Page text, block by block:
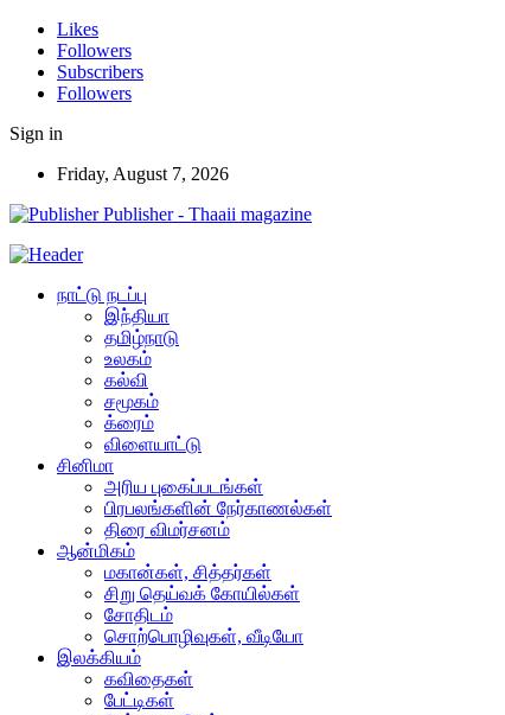
Likes
Followers
Subscribers
Followers
Sign in
Friday, August 7, 2026
Publisher - Thaaii magazine
நாட்டு நடப்பு
இந்தியா
தமிழ்நாடு
உலகம்
கல்வி
சமூகம்
க்ரைம்
விளையாட்டு
சினிமா
அரிய புகைப்படங்கள்
பிரபலங்களின் நேர்காணல்கள்
திரை விமர்சனம்
ஆன்மிகம்
மகான்கள், சித்தர்கள்
சிறு தெய்வக் கோயில்கள்
சோதிடம்
சொற்பொழிவுகள், வீடியோ
இலக்கியம்
கவிதைகள்
பேட்டிகள்